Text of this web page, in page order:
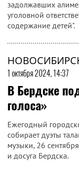
задолжавших
уголовной
содержание детей".
1 октября 2024, 14:37
В Бердске
голоса»
Ежегодный
собирает дуэты
музыки, 26
и досуга Бердска.